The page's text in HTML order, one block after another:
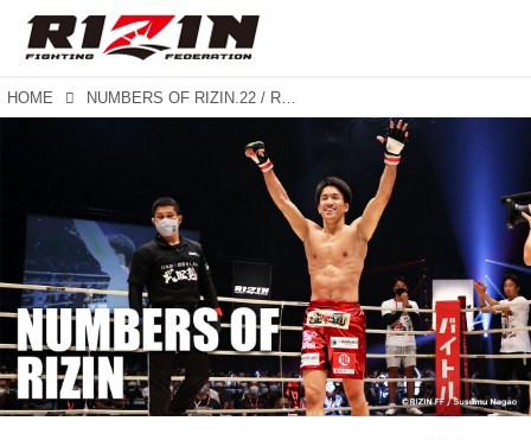
HOME NUMBERS OF RIZIN.22 / RIZIN.23 〜大会を数字で振り返る〜